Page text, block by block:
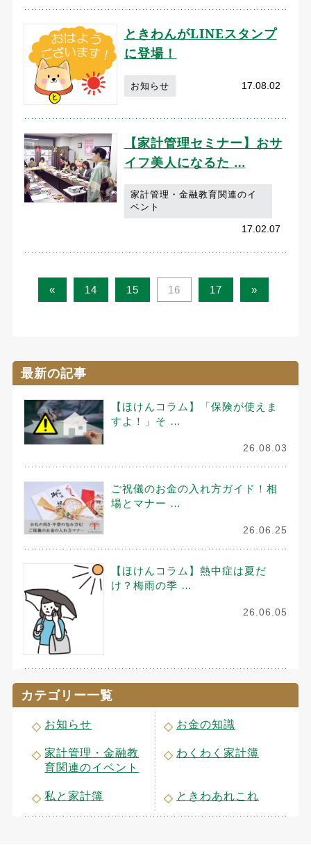
ときわんがLINEスタンプ
に登場！
お知らせ 17.08.02
【家計管理セミナー】おサ
イフ美人になるた …
家計管理・金融教育関連のイ
ベント
17.02.07
« 14 15 16 17 »
最新の記事
【ほけんコラム】「保険が使えま
すよ！」そ …
26.08.03
ご祝儀のお金の入れ方ガイド！相
場とマナー …
26.06.25
【ほけんコラム】熱中症は夏だ
け？梅雨の季 …
26.06.05
カテゴリー一覧
お知らせ お金の知識
家計管理・金融教
育関連のイベント
わくわく家計簿
私と家計簿 ときわあれこれ